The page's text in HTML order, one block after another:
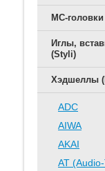
MC-
Иглы,
(Styli)
Хэдшеллы
ADC
AIWA
AKAI
AT